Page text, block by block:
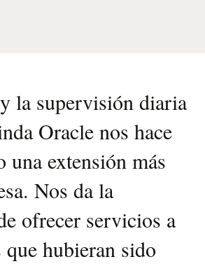
la supervisión diaria
Oracle nos hace
una extensión más
Nos da la
ofrecer servicios a
hubieran sido